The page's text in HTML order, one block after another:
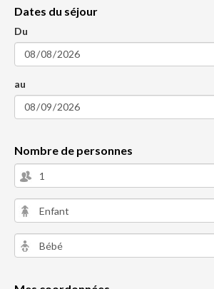
Dates du séjour
Du
au
Nombre de personnes